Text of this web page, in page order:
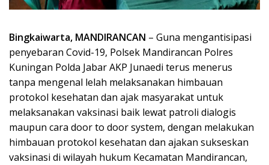
Bingkaiwarta, MANDIRANCAN – Guna mengantisipasi
penyebaran Covid-19, Polsek Mandirancan Polres
Kuningan Polda Jabar AKP Junaedi terus menerus
tanpa mengenal lelah melaksanakan himbauan
protokol kesehatan dan ajak masyarakat untuk
melaksanakan vaksinasi baik lewat patroli dialogis
maupun cara door to door system, dengan melakukan
himbauan protokol kesehatan dan ajakan sukseskan
vaksinasi di wilayah hukum Kecamatan Mandirancan,